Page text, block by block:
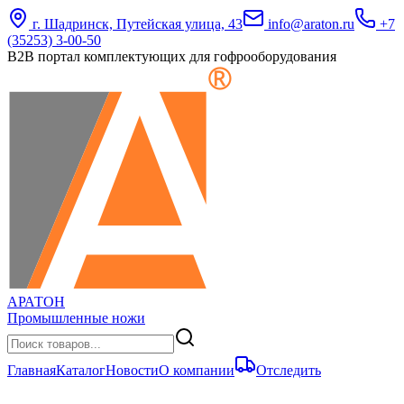
г. Шадринск, Путейская улица, 43 info@araton.ru
+7
(35253) 3-00-50
B2B портал комплектующих для гофрооборудования
АРАТОН
Промышленные ножи
ГлавнаяКаталогНовостиО компании Отследить